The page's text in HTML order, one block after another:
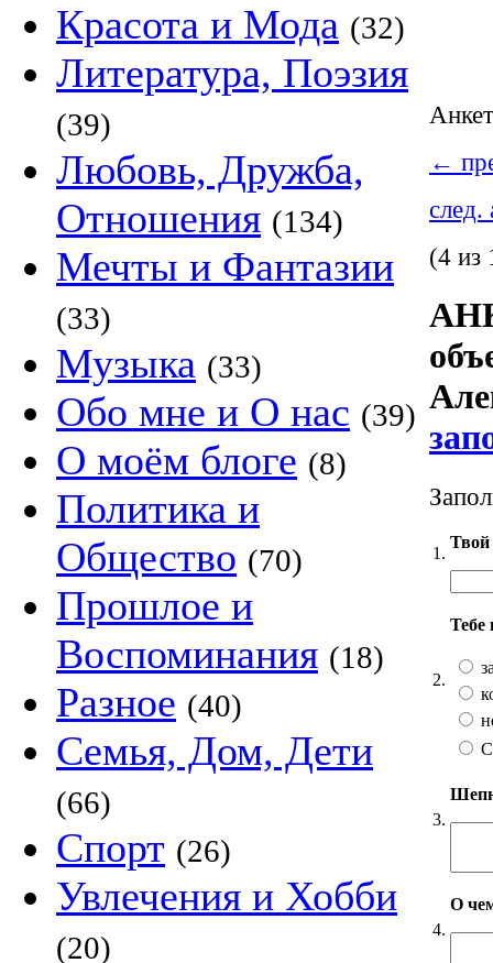
Красота и Мода (32)
Литература, Поэзия
(39)
Любовь, Дружба,
Отношения (134)
Мечты и Фантазии
(33)
Музыка (33)
Обо мне и О нас (39)
О моём блоге (8)
Политика и
Общество (70)
Прошлое и
Воспоминания (18)
Разное (40)
Семья, Дом, Дети
(66)
Спорт (26)
Увлечения и Хобби
(20)
←
след.
(4 из
1.
Твой
2.
Тебе
3.
4.
О